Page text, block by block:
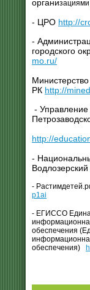
организациями
- ЦРО http://
-
городского
mo.ru/
РК http://
-
http://
-
Водлозерский
-
p1ai
- ЕГИССО
обеспечения
обеспечения)